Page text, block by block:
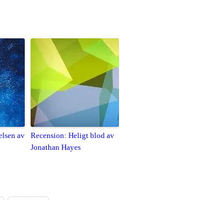
av
Recension: Heligt blod av
Jonathan Hayes